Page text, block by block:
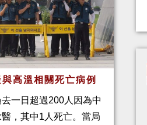
高溫相關死亡病例
一日超過200人因為中
，其中1人死亡。當局